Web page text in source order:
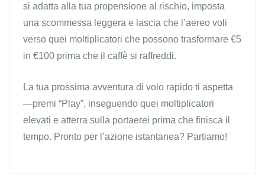
si adatta alla tua propensione al rischio, imposta
una scommessa leggera e lascia che l’aereo voli
verso quei moltiplicatori che possono trasformare €5
in €100 prima che il caffè si raffreddi.
La tua prossima avventura di volo rapido ti aspetta
—premi “Play”, inseguendo quei moltiplicatori
elevati e atterra sulla portaerei prima che finisca il
tempo. Pronto per l’azione istantanea? Partiamo!